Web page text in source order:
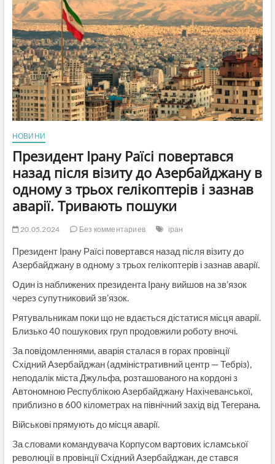
НОВИНИ
Президент Ірану Раїсі повертався
назад після візиту до Азербайджану в
одному з трьох гелікоптерів і зазнав
аварії. Тривають пошуки
20.05.2024 Без комментариев іран
Президент Ірану Раїсі повертався назад після візиту до
Азербайджану в одному з трьох гелікоптерів і зазнав аварії.
Один із наближених президента Ірану вийшов на зв’язок
через супутниковий зв’язок.
Рятувальникам поки що не вдається дістатися місця аварії.
Близько 40 пошукових груп продовжили роботу вночі.
За повідомленнями, аварія сталася в горах провінції
Східний Азербайджан (адміністративний центр — Тебріз),
неподалік міста Джульфа, розташованого на кордоні з
Автономною Республікою Азербайджану Нахічеванської,
приблизно в 600 кілометрах на північний захід від Тегерана.
Військові прямують до місця аварії.
За словами командувача Корпусом вартових ісламської
революції в провінції Східний Азербайджан, де стався